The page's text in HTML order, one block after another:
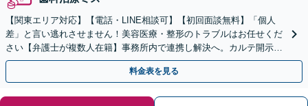
【関東エリア対応】【電話・LINE相談可】【初回面談無料】「個人
差」と言い逃れさせません！美容医療・整形のトラブルはお任せくだ
さい【弁護士が複数人在籍】事務所内で連携し解決へ。カルテ開示や
返金・賠償請求をサポートいたします【休日夜間面談可】
料金表を見る